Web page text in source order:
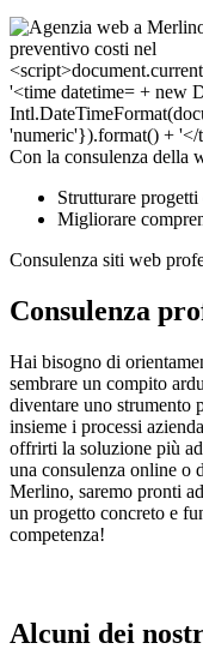
Con la consulenza della
Strutturare
Migliorare
Consulenza siti web
Consulenza
Hai bisogno di
sembrare un compito
diventare uno strumento
insieme i processi
offrirti la soluzione più
una consulenza online o
Merlino, saremo pronti
un progetto concreto e
competenza!
Alcuni dei